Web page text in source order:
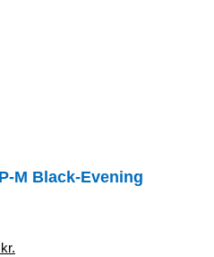
M Black-Evening
kr.